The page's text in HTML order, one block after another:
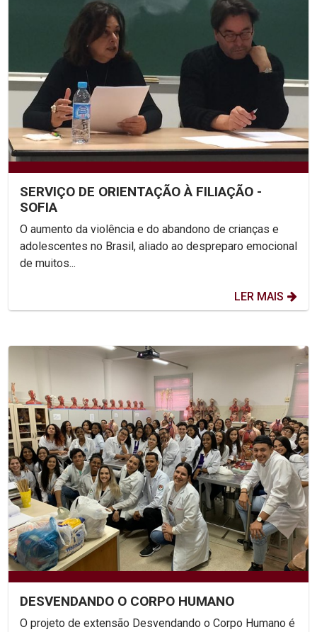
SERVIÇO DE ORIENTAÇÃO À FILIAÇÃO -
SOFIA
O aumento da violência e do abandono de crianças e
adolescentes no Brasil, aliado ao despreparo emocional
de muitos...
LER MAIS
DESVENDANDO O CORPO HUMANO
O projeto de extensão Desvendando o Corpo Humano é